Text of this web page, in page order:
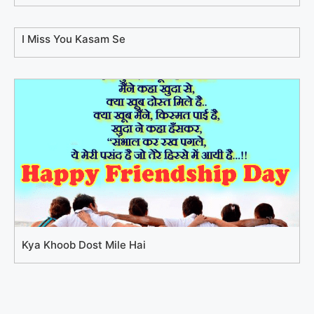
I Miss You Kasam Se
Kya Khoob Dost Mile Hai